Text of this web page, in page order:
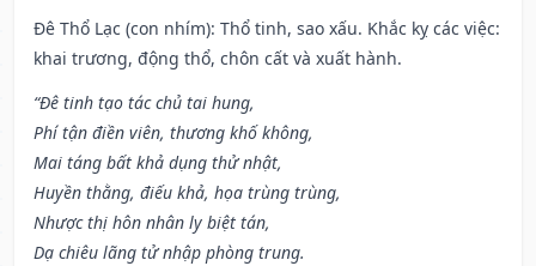
Đê Thổ Lạc (con nhím): Thổ tinh, sao xấu. Khắc kỵ các việc:
khai trương, động thổ, chôn cất và xuất hành.
“Đê tinh tạo tác chủ tai hung,
Phí tận điền viên, thương khố không,
Mai táng bất khả dụng thử nhật,
Huyền thằng, điếu khả, họa trùng trùng,
Nhược thị hôn nhân ly biệt tán,
Dạ chiêu lãng tử nhập phòng trung.